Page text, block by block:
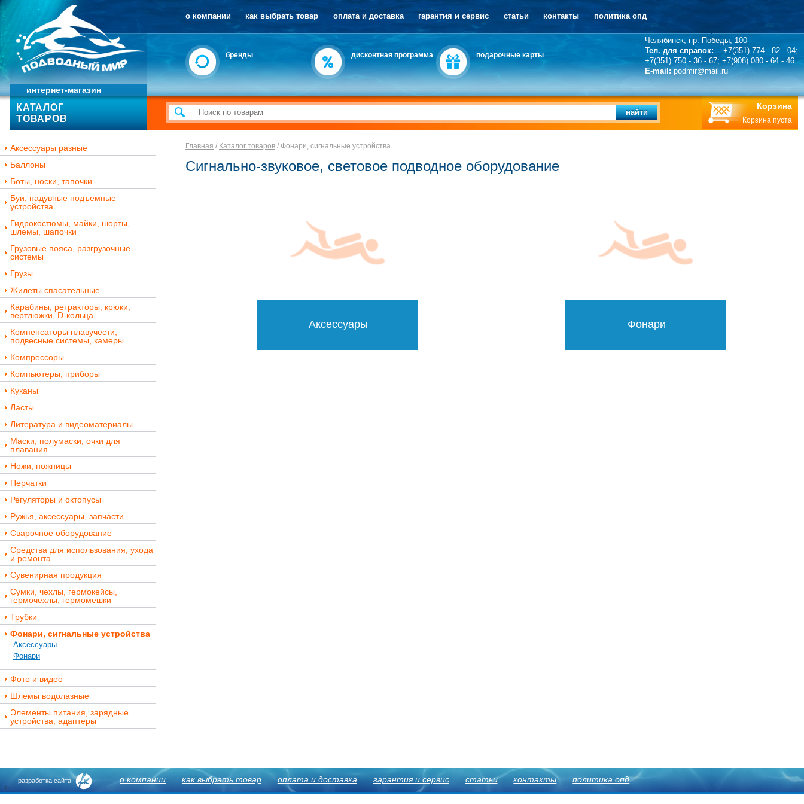
интернет-магазин
о компании как выбрать товар оплата и доставка гарантия и сервис статьи контакты политика опд
Челябинск, пр. Победы, 100
Тел. для справок: +7(351) 774 - 82 - 04;
+7(351) 750 - 36 - 67; +7(908) 080 - 64 - 46
E-mail:podmir@mail.ru
бренды дисконтная программа подарочные карты
найти
Корзина
Корзина пуста
КАТАЛОГ
ТОВАРОВ
Аксессуары разные
Баллоны
Боты, носки, тапочки
Буи, надувные подъемные
устройства
Гидрокостюмы, майки, шорты,
шлемы, шапочки
Грузовые пояса, разгрузочные
системы
Грузы
Жилеты спасательные
Карабины, ретракторы, крюки,
вертлюжки, D-кольца
Компенсаторы плавучести,
подвесные системы, камеры
Компрессоры
Компьютеры, приборы
Куканы
Ласты
Литература и видеоматериалы
Маски, полумаски, очки для
плавания
Ножи, ножницы
Перчатки
Регуляторы и октопусы
Ружья, аксессуары, запчасти
Сварочное оборудование
Средства для использования, ухода
и ремонта
Сувенирная продукция
Сумки, чехлы, гермокейсы,
гермочехлы, гермомешки
Трубки
Фонари, сигнальные устройства
Аксессуары
Фонари
Фото и видео
Шлемы водолазные
Элементы питания, зарядные
устройства, адаптеры
Главная / Каталог товаров / Фонари, сигнальные устройства
Сигнально-звуковое, световое подводное оборудование
Аксессуары Фонари
о компании как выбрать товар оплата и доставка гарантия и сервис статьи контакты политика опд
-->
разработка сайта